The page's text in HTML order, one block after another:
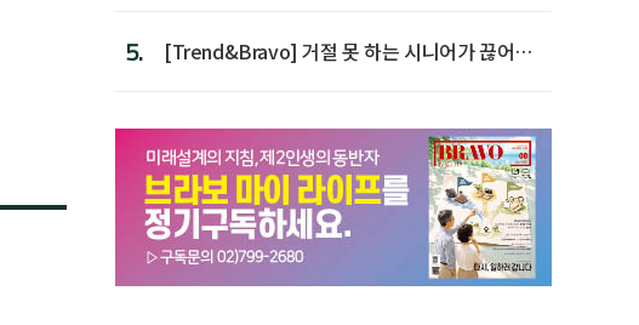
5.
[Trend&Bravo] 거절 못 하는 시니어가 끊어야